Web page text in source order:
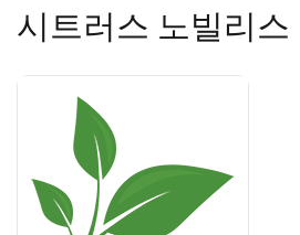
시트러스 노빌리스